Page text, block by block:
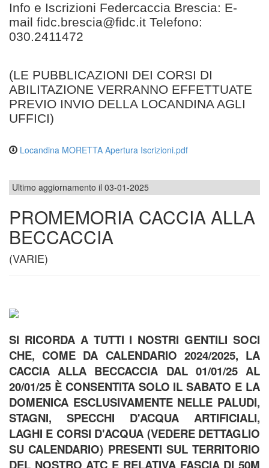
Info e Iscrizioni Federcaccia Brescia: E-
mail fidc.brescia@fidc.it Telefono:
030.2411472
(LE PUBBLICAZIONI DEI CORSI DI
ABILITAZIONE VERRANNO EFFETTUATE
PREVIO INVIO DELLA LOCANDINA AGLI
UFFICI)
Locandina MORETTA Apertura Iscrizioni.pdf
Ultimo aggiornamento il 03-01-2025
PROMEMORIA CACCIA ALLA
BECCACCIA
(VARIE)
SI RICORDA A TUTTI I NOSTRI GENTILI SOCI
CHE, COME DA CALENDARIO 2024/2025, LA
CACCIA ALLA BECCACCIA DAL 01/01/25 AL
20/01/25 È CONSENTITA SOLO IL SABATO E LA
DOMENICA ESCLUSIVAMENTE NELLE PALUDI,
STAGNI, SPECCHI D'ACQUA ARTIFICIALI,
LAGHI E CORSI D'ACQUA (VEDERE DETTAGLIO
SU CALENDARIO) PRESENTI SUL TERRITORIO